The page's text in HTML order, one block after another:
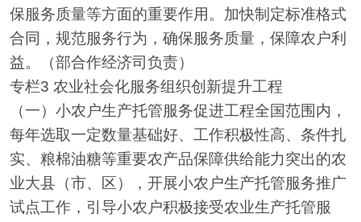
保服务质量等方面的重要作用。加快制定标准格式
合同，规范服务行为，确保服务质量，保障农户利
益。（部合作经济司负责）
专栏3 农业社会化服务组织创新提升工程
（一）小农户生产托管服务促进工程全国范围内，
每年选取一定数量基础好、工作积极性高、条件扎
实、粮棉油糖等重要农产品保障供给能力突出的农
业大县（市、区），开展小农户生产托管服务推广
试点工作，引导小农户积极接受农业生产托管服